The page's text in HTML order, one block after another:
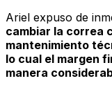
Ariel expuso de
cambiar la correa
mantenimiento
lo cual el margen
manera